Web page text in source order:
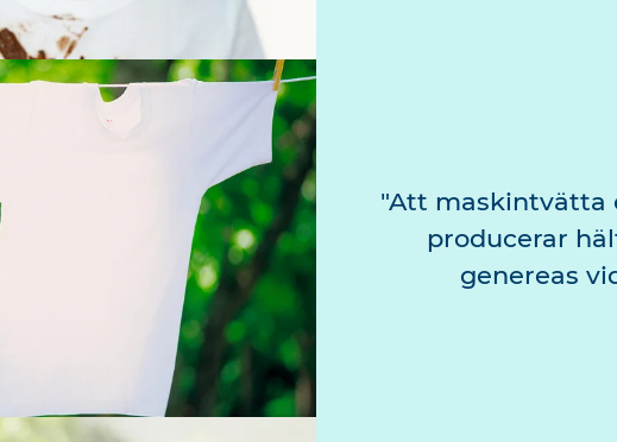
Att maskintvätta
producerar
genereas